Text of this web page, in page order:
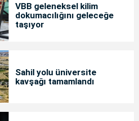
VBB geleneksel kilim
dokumacılığını geleceğe
taşıyor
Sahil yolu üniversite
kavşağı tamamlandı